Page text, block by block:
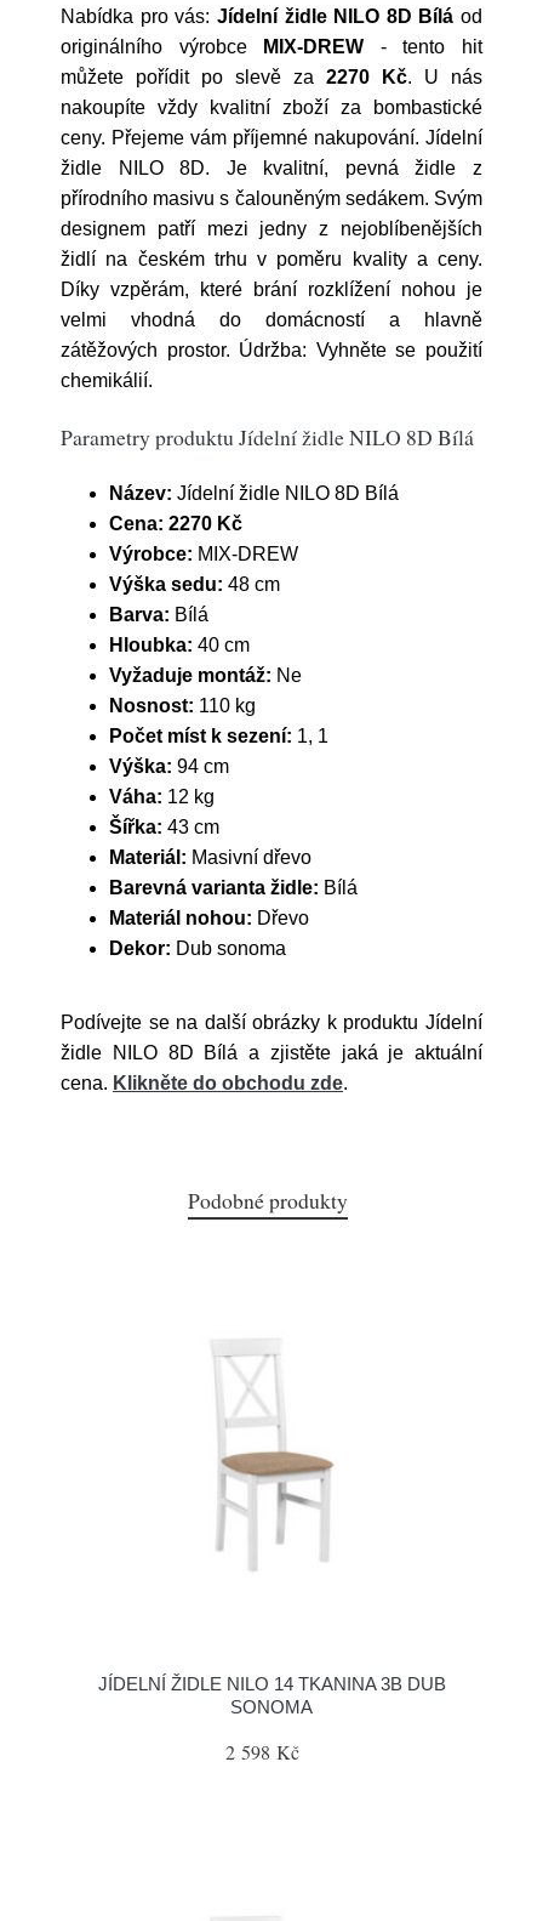
Nabídka pro vás: Jídelní židle NILO 8D Bílá od
originálního výrobce
MIX-DREW - tento hit
můžete pořídit po slevě za 2270 Kč. U nás
nakoupíte vždy kvalitní zboží za bombastické
ceny. Přejeme vám příjemné nakupování. Jídelní
židle NILO 8D. Je kvalitní, pevná židle z
přírodního masivu s čalouněným sedákem. Svým
designem patří mezi jedny z nejoblíbenějších
židlí na českém trhu v poměru kvality a ceny.
Díky vzpěrám, které brání rozklížení nohou je
velmi vhodná do domácností a hlavně
zátěžových prostor. Údržba: Vyhněte se použití
chemikálií.
Parametry produktu Jídelní židle NILO 8D Bílá
Název: Jídelní židle NILO 8D Bílá
Cena: 2270 Kč
Výrobce: MIX-DREW
Výška sedu: 48 cm
Barva: Bílá
Hloubka: 40 cm
Vyžaduje montáž: Ne
Nosnost: 110 kg
Počet míst k sezení: 1, 1
Výška: 94 cm
Váha: 12 kg
Šířka: 43 cm
Materiál: Masivní dřevo
Barevná varianta židle: Bílá
Materiál nohou: Dřevo
Dekor: Dub sonoma
Podívejte se na další obrázky k produktu Jídelní
židle NILO 8D Bílá a zjistěte jaká je aktuální
cena. Klikněte do obchodu zde.
Podobné produkty
JÍDELNÍ ŽIDLE NILO 14 TKANINA 3B DUB
SONOMA
2 598 Kč